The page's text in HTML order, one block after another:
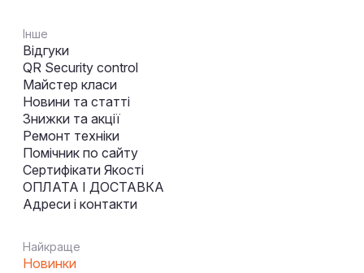
Інше
Відгуки
QR Security control
Майстер класи
Новини та статті
Знижки та акції
Ремонт техніки
Помічник по сайту
Сертифікати Якості
ОПЛАТА І ДОСТАВКА
Адреси і контакти
Найкраще
Новинки